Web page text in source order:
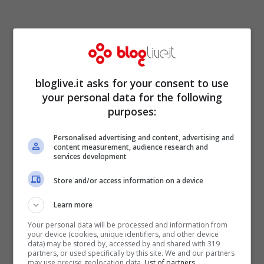
ragazzino apparso nella storia Instagram
di Chiara Ferragni sia il figlio più piccolo di
Marco Ferragni, nonché quarto fratello
delle già note tre sorelle. E’ probabile che
bloglive.it asks for your consent to use
your personal data for the following
purposes:
Personalised advertising and content, advertising and
content measurement, audience research and
services development
Store and/or access information on a device
Learn more
Your personal data will be processed and information from
your device (cookies, unique identifiers, and other device
data) may be stored by, accessed by and shared with 319
partners, or used specifically by this site. We and our partners